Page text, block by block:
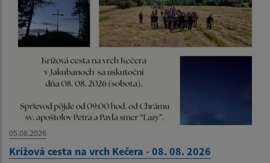
05.08.2026
Krížová cesta na vrch Kečera - 08. 08. 2026